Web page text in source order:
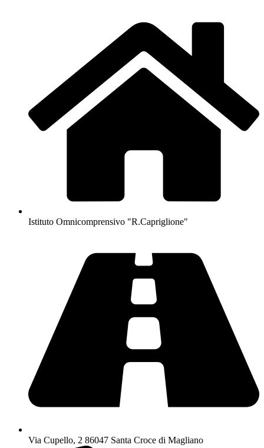
Istituto Omnicomprensivo "R.Capriglione"
Via Cupello, 2 86047 Santa Croce di Magliano